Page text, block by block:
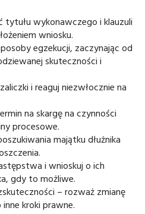
tytułu wykonawczego i klauzuli
wniosku.
egzekucji, zaczynając od
skuteczności i
i reaguj niezwłocznie na
na skargę na czynności
procesowe.
majątku dłużnika
i wnioskuj o ich
gdy to możliwe.
– rozważ zmianę
kroki prawne.